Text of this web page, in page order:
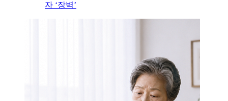
자 ‘장벽’